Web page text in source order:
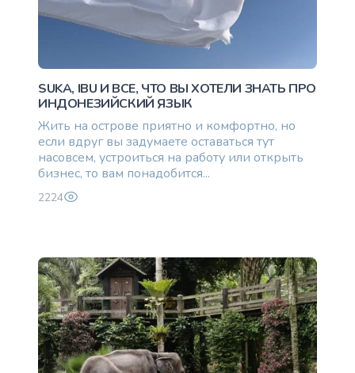
SUKA, IBU И ВСЕ, ЧТО ВЫ ХОТЕЛИ ЗНАТЬ ПРО
ИНДОНЕЗИЙСКИЙ ЯЗЫК
Жить на острове приятно и комфортно, но
если вдруг вы задумаете оставаться тут
насовсем, устроиться на работу или открыть
бизнес, то вам понадобится...
2224